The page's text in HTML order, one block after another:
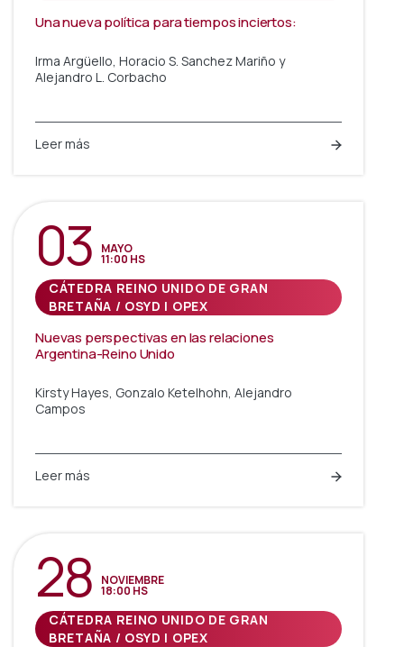
Una nueva política para tiempos inciertos:
Irma Argüello, Horacio S. Sanchez Mariño y
Alejandro L. Corbacho
Leer más
03 MAYO
11:00 HS
CÁTEDRA REINO UNIDO DE GRAN
BRETAÑA / OSYD | OPEX
Nuevas perspectivas en las relaciones
Argentina-Reino Unido
Kirsty Hayes, Gonzalo Ketelhohn, Alejandro
Campos
Leer más
28 NOVIEMBRE
18:00 HS
CÁTEDRA REINO UNIDO DE GRAN
BRETAÑA / OSYD | OPEX